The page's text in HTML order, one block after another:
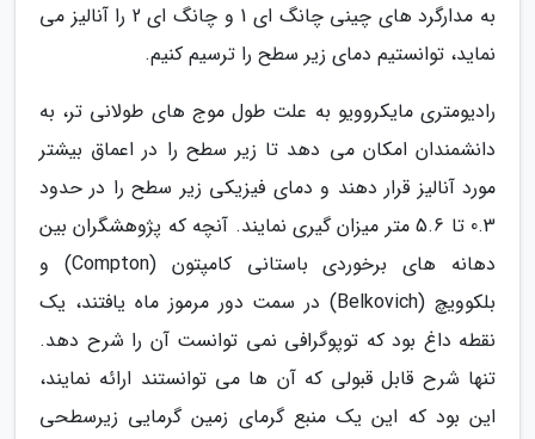
به مدارگرد های چینی چانگ ای 1 و چانگ ای 2 را آنالیز می
نماید، توانستیم دمای زیر سطح را ترسیم کنیم.
رادیومتری مایکروویو به علت طول موج های طولانی تر، به
دانشمندان امکان می دهد تا زیر سطح را در اعماق بیشتر
مورد آنالیز قرار دهند و دمای فیزیکی زیر سطح را در حدود
0.3 تا 5.6 متر میزان گیری نمایند. آنچه که پژوهشگران بین
دهانه های برخوردی باستانی کامپتون (Compton) و
بلکوویچ (Belkovich) در سمت دور مرموز ماه یافتند، یک
نقطه داغ بود که توپوگرافی نمی توانست آن را شرح دهد.
تنها شرح قابل قبولی که آن ها می توانستند ارائه نمایند،
این بود که این یک منبع گرمای زمین گرمایی زیرسطحی